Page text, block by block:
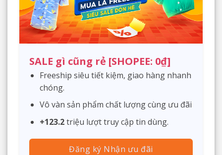
SALE gì cũng rẻ [SHOPEE: 0₫]
Freeship siêu tiết kiệm, giao hàng nhanh
chóng.
Vô vàn sản phẩm chất lượng cùng ưu đãi
+123.2triệu lượt truy cập tin dùng.
Đăng ký Nhận ưu đãi